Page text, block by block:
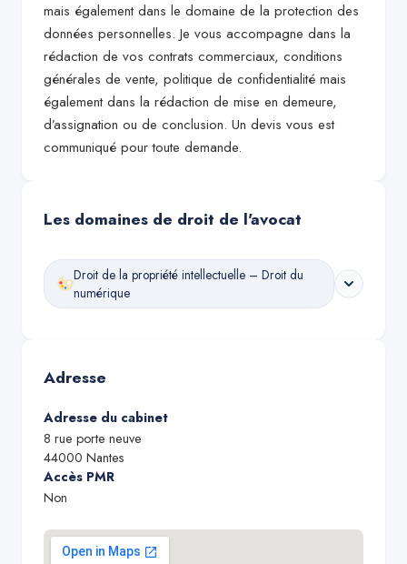
mais également dans le domaine de la protection des
données personnelles. Je vous accompagne dans la
rédaction de vos contrats commerciaux, conditions
générales de vente, politique de confidentialité mais
également dans la rédaction de mise en demeure,
d’assignation ou de conclusion. Un devis vous est
communiqué pour toute demande.
Les domaines de droit de l'avocat
Droit de la propriété intellectuelle – Droit du
numérique
Adresse
Adresse du cabinet
8 rue porte neuve
44000 Nantes
Accès PMR
Non